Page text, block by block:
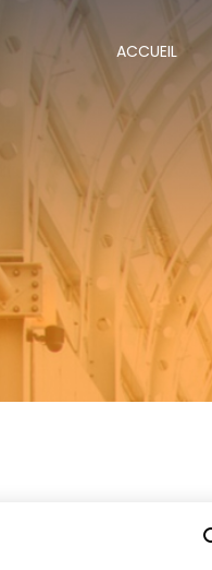
ACCUEIL